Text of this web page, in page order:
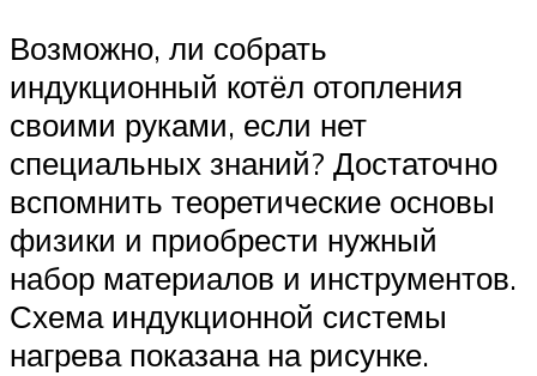
Возможно, ли собрать
индукционный котёл отопления
своими руками, если нет
специальных знаний? Достаточно
вспомнить теоретические основы
физики и приобрести нужный
набор материалов и инструментов.
Схема индукционной системы
нагрева показана на рисунке.